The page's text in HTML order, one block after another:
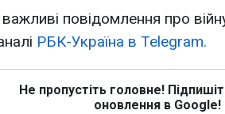
повідомлення про
РБК-Україна в Telegram.
Не пропустіть головне!
оновлення в Google!